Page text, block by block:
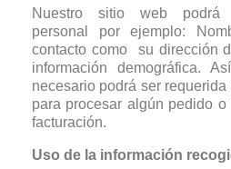
Nuestro sitio web podrá
personal por ejemplo:
contacto como su dirección
información demográfica.
necesario podrá ser
para procesar algún pedido
facturación.
Uso de la información